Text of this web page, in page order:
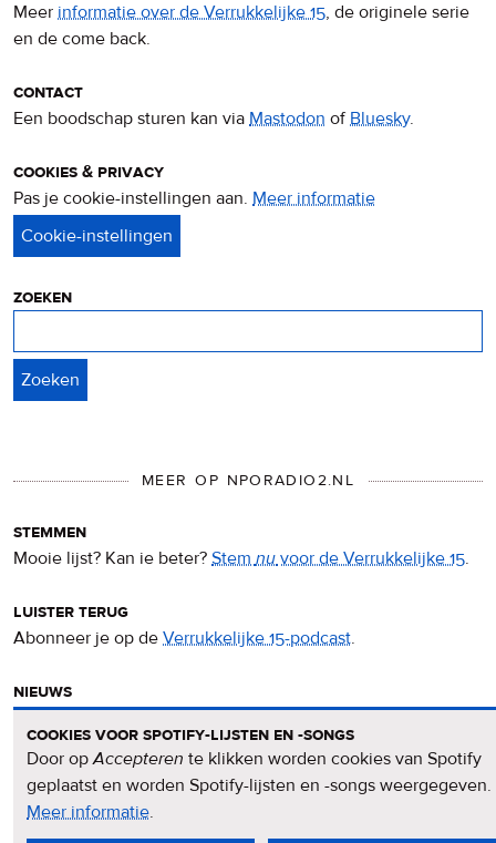
Meer informatie over de Verrukkelijke 15, de originele serie
en de come back.
contact
Een boodschap sturen kan via Mastodon ofBluesky.
cookies & privacy
Pas je cookie-instellingen aan. Meer informatie
zoeken
MEER OP NPORADIO2.NL
stemmen
Mooie lijst? Kan ie beter? Stemnuvoor de Verrukkelijke 15.
luister terug
Abonneer je op de Verrukkelijke 15-podcast.
nieuws
nieuwsbrief
Meld je aan voor deVerrukkelijke 15-nieuwsbrief.
cookies voor spotify-lijsten en -songs
Door opAccepteren te klikken worden cookies van Spotify
geplaatst en worden Spotify-lijsten en -songs weergegeven.
Meer informatieover
privacy
.